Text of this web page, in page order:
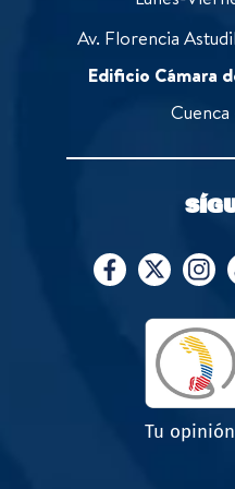
Av. Florencia
Edificio Cámara
Cuenca
Tu